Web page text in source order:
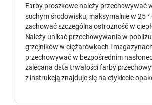
Farby proszkowe należy przechowywać
suchym środowisku, maksymalnie w 25 °
zachować szczególną ostrożność w
Należy unikać przechowywania w pobliżu
grzejników w ciężarówkach i
przechowywać w bezpośrednim
zalecana data trwałości farby
z instrukcją znajduje się na etykiecie